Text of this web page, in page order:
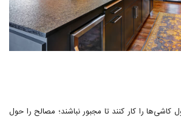
کاشی‌ها را کار کنند تا مجبور نباشند؛ مصالح را حول